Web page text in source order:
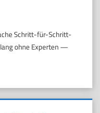
Schritt-für-Schritt-
ohne Experten —